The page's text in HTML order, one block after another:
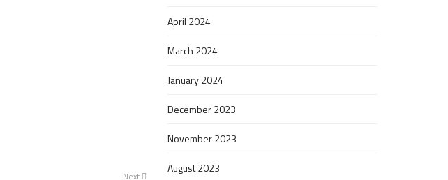
Next
April 2024
March 2024
January 2024
December 2023
November 2023
August 2023